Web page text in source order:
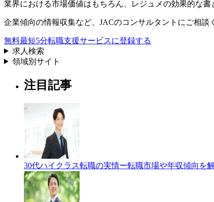
業界における市場価値はもちろん、 レジュメの効果的な書
企業傾向の情報収集など、 JACのコンサルタントにご相談
無料最短5分転職支援サービスに登録する
求人検索
領域別サイト
注目記事
30代ハイクラス転職の実情ー転職市場や年収傾向を